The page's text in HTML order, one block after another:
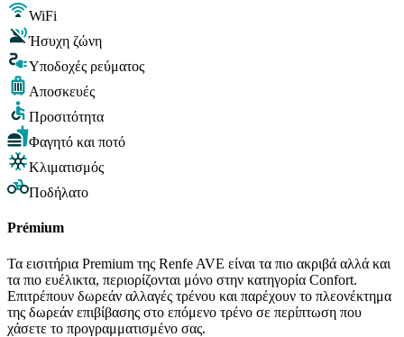
WiFi
Ήσυχη ζώνη
Υποδοχές ρεύματος
Αποσκευές
Προσιτότητα
Φαγητό και ποτό
Κλιματισμός
Ποδήλατο
Prémium
Τα εισιτήρια Premium της Renfe AVE είναι τα πιο ακριβά αλλά και
τα πιο ευέλικτα, περιορίζονται μόνο στην κατηγορία Confort.
Επιτρέπουν δωρεάν αλλαγές τρένου και παρέχουν το πλεονέκτημα
της δωρεάν επιβίβασης στο επόμενο τρένο σε περίπτωση που
χάσετε το προγραμματισμένο σας.